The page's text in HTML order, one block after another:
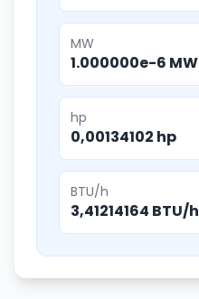
MW
1.000000e-6 MW
hp
0,00134102 hp
BTU/h
3,41214164 BTU/h